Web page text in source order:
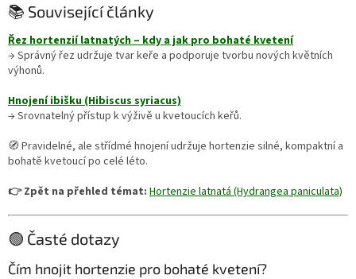
📚 Související články
Řez hortenzií latnatých – kdy a jak pro bohaté kvetení
→ Správný řez udržuje tvar keře a podporuje tvorbu nových květních
výhonů.
Hnojení ibišku (Hibiscus syriacus)
→ Srovnatelný přístup k výživě u kvetoucích keřů.
🧭 Pravidelné, ale střídmé hnojení udržuje hortenzie silné, kompaktní a
bohatě kvetoucí po celé léto.
👉 Zpět na přehled témat: Hortenzie latnatá (Hydrangea paniculata)
🟢 Časté dotazy
Čím hnojit hortenzie pro bohaté kvetení?